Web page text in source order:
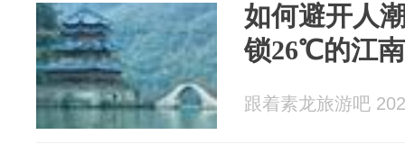
如何避开人
锁26℃的江
跟着素龙旅游吧